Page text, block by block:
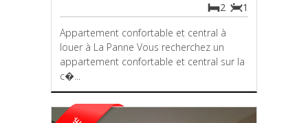
1
2
Appartement confortable et central à
louer à La Panne Vous recherchez un
appartement confortable et central sur la
c�...